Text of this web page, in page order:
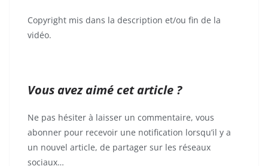
Copyright mis dans la description et/ou fin de la
vidéo.
Vous avez aimé cet article ?
Ne pas hésiter à laisser un commentaire, vous
abonner pour recevoir une notification lorsqu’il y a
un nouvel article, de partager sur les réseaux
sociaux…